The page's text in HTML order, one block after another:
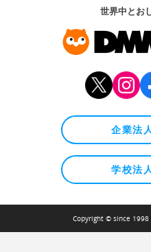
世界中とお
企業法
学校法
Copyright © since 1998